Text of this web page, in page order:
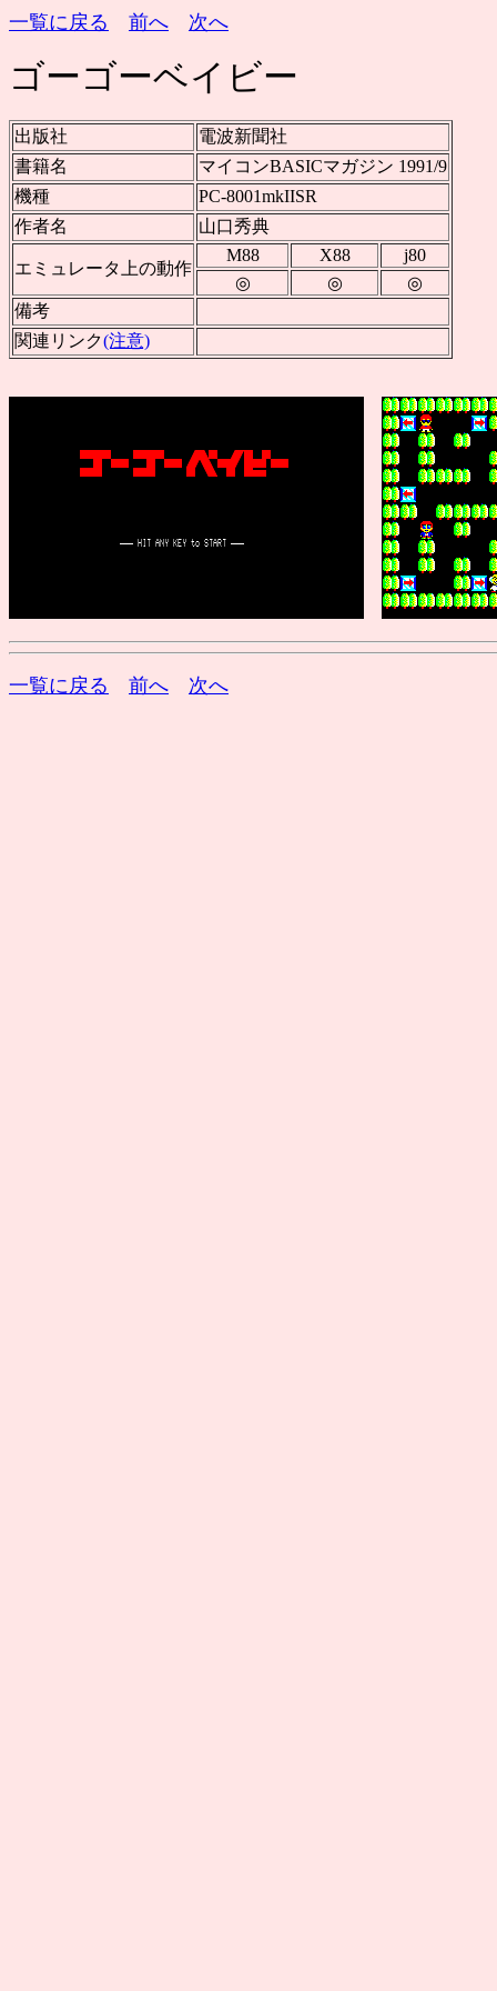
一覧に戻る 前へ 次へ
ゴーゴーベイビー
出版社
電波新聞社
書籍名
マイコンBASICマガジン 1991/9
機種
PC-8001mkIISR
作者名
山口秀典
エミュレータ上の動作
M88 X88
j80
◎
◎
◎
備考
関連リンク(注意)
一覧に戻る 前へ 次へ